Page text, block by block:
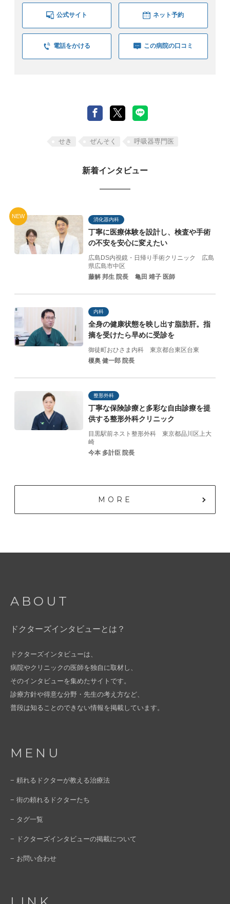
公式サイト ネット予約
電話をかける この病院の口コミ
せき ぜんそく 呼吸器専門医
新着インタビュー
NEW
消化器内科
丁寧に医療体験を設計し、 検査や手術
の不安を安心に変えたい
広島DS内視鏡・日帰り手術クリニック 広島
県広島市中区
藤解 邦生 院長
亀田 靖子 医師
内科
全身の健康状態を映し出す脂肪肝。指
摘を受けたら早めに受診を
御徒町おひさま内科 東京都台東区台東
榎奥 健一郎 院長
整形外科
丁寧な保険診療と多彩な自由診療を提
供する整形外科クリニック
目黒駅前ネスト整形外科 東京都品川区上大
崎
今本 多計臣 院長
MORE
ABOUT
ドクターズインタビューとは？
ドクターズインタビューは、
病院やクリニックの医師を独自に取材し、
そのインタビューを集めたサイトです。
診療方針や得意な分野・先生の考え方など、
普段は知ることのできない情報を掲載しています。
MENU
− 頼れるドクターが教える治療法
− 街の頼れるドクターたち
− タグ一覧
− ドクターズインタビューの掲載について
− お問い合わせ